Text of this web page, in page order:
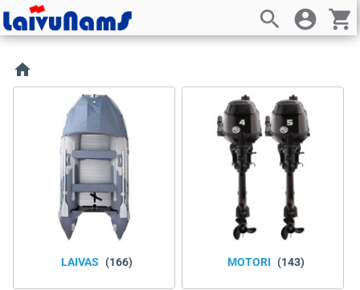
search account_circle shopping_cart
home
LAIVAS (166) MOTORI (143)